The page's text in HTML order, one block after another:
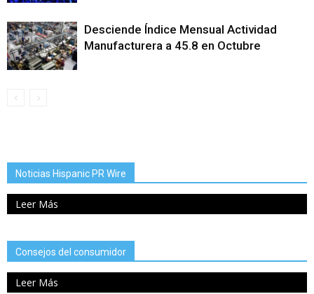
Desciende Índice Mensual Actividad
Manufacturera a 45.8 en Octubre
Noticias Hispanic PR Wire
Leer Más
Consejos del consumidor
Leer Más